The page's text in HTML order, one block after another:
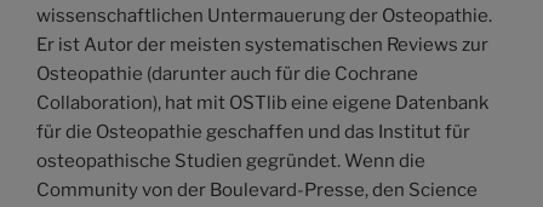
wissenschaftlichen Untermauerung der Osteopathie.
Er ist Autor der meisten systematischen Reviews zur
Osteopathie (darunter auch für die Cochrane
Collaboration), hat mit OSTlib eine eigene Datenbank
für die Osteopathie geschaffen und das Institut für
osteopathische Studien gegründet. Wenn die
Community von der Boulevard-Presse, den Science